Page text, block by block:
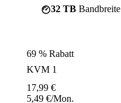
32 TB Bandbreite
69 % Rabatt
KVM 1
17,99 €
5,49 €/Mon.